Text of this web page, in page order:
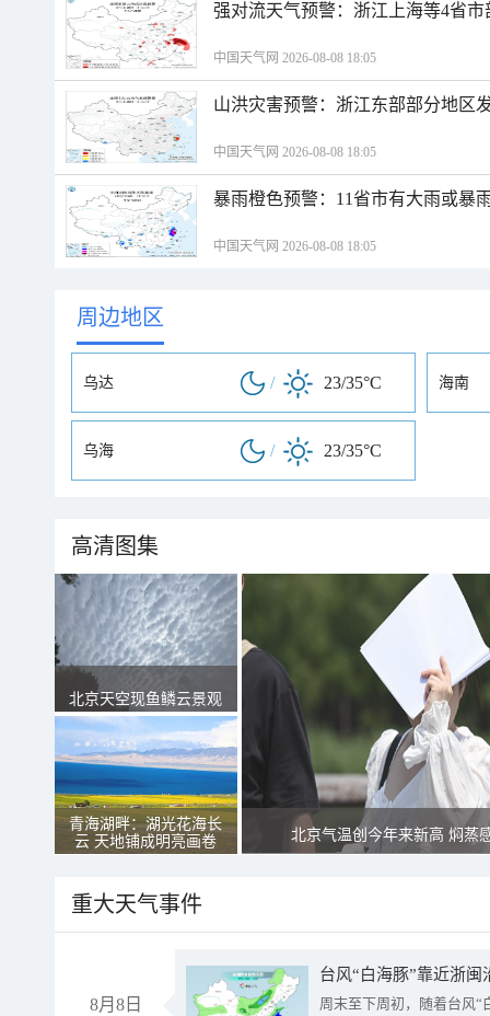
强对流天气预警：浙江上海等4省
中国天气网 2026-08-08 18:05
山洪灾害预警：浙江东部部分地区
中国天气网 2026-08-08 18:05
暴雨橙色预警：11省市有大雨或暴
中国天气网 2026-08-08 18:05
周边地区
乌达 / 23/35°C 海南
乌海 / 23/35°C
高清图集
北京天空现鱼鳞云景观
青海湖畔：湖光花海长
云 天地铺成明亮画卷
北京气温创今年来新高 焖蒸
重大天气事件
8月8日
台风“白海豚”靠近浙
周末至下周初，随着台风“